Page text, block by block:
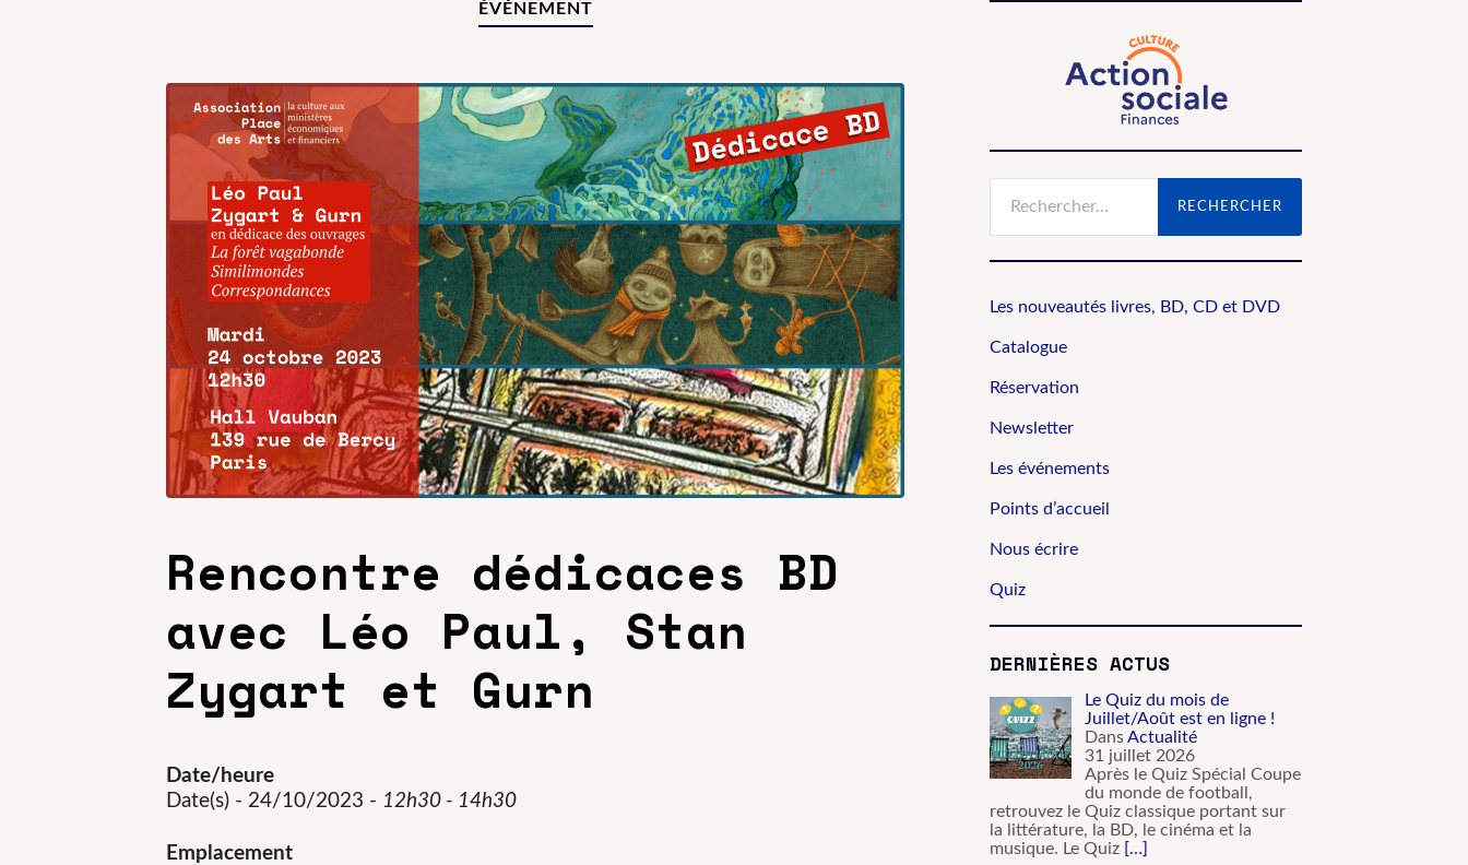
Rencontre dédicaces BD
avec Léo Paul, Stan
Zygart et Gurn
Date/heure
Date(s) - 24/10/2023 - 12h30 - 14h30
Emplacement
Les nouveautés livres, BD, CD et DVD
Catalogue
Réservation
Newsletter
Les événements
Points d’accueil
Nous écrire
Quiz
DERNIÈRES ACTUS
Le Quiz du mois de
Juillet/Août est en ligne !
DansActualité
31 juillet 2026
Après le Quiz Spécial Coupe
du monde de football,
retrouvez le Quiz classique portant sur
la littérature, la BD, le cinéma et la
musique. Le Quiz […]